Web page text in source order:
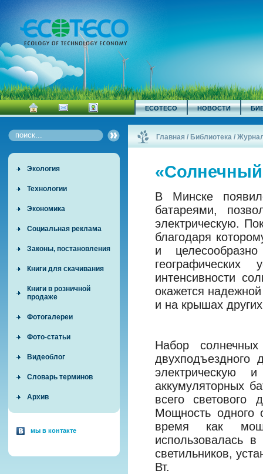
ECOTECO НОВОСТИ
Экология
Технологии
Экономика
Социальная реклама
Законы, постановления
Книги для скачивания
Книги в розничной
продаже
Фотогалереи
Фото-статьи
Видеоблог
Словарь терминов
Архив
мы в контакте
Главная / Библиотека /
В Минске
батареями,
электрическую.
благодаря
и
интенсивности
окажется
и на крышах
Набор
двухподъездного
электрическую
аккумуляторных
всего светового
Мощность одного
время как
использовалась
светильников,
Вт.